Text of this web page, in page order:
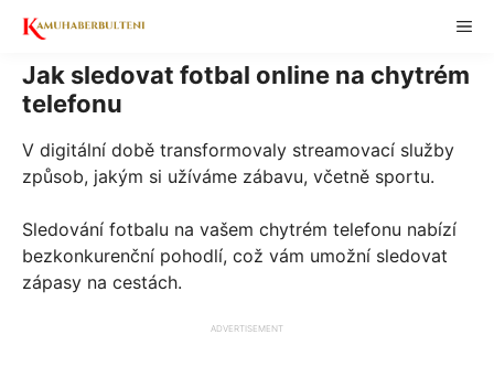
Skip
content
Jak sledovat fotbal online na chytrém
telefonu
V digitální době transformovaly streamovací služby
způsob, jakým si užíváme zábavu, včetně sportu.
Sledování fotbalu na vašem chytrém telefonu nabízí
bezkonkurenční pohodlí, což vám umožní sledovat
zápasy na cestách.
ADVERTISEMENT